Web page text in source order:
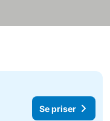
Se priser